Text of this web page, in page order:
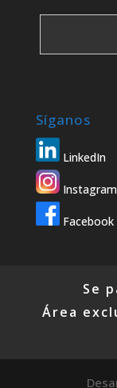
Síganos
LinkedIn
Instagram
Facebook
Se
Área